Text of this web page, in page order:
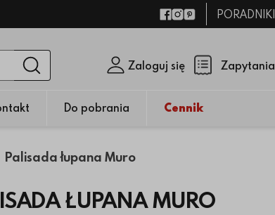
Facebook
Instagram
PinterestPORADNIKI
Wyszukaj
Zapytania
(pusty)
Zaloguj się
Do pobrania Cennik
Palisada łupana Muro
ŁUPANA MURO